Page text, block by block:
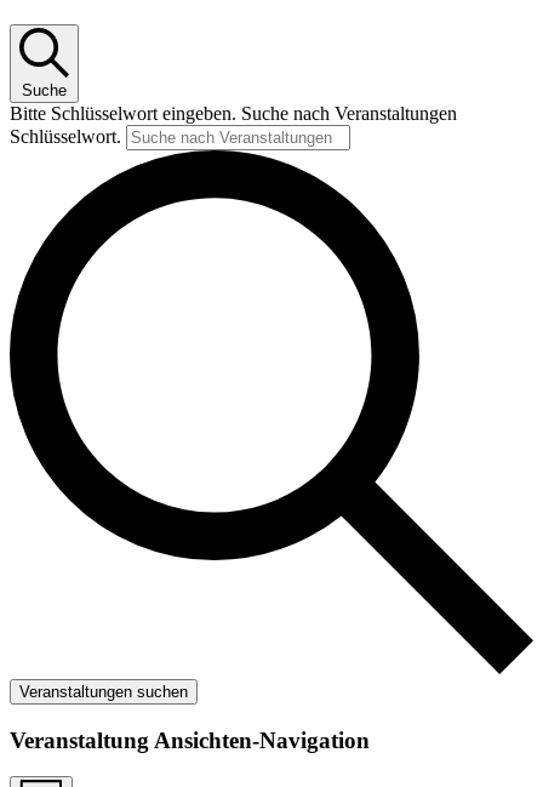
Suche
Bitte Schlüsselwort eingeben. Suche nach Veranstaltungen
Schlüsselwort.
Veranstaltungen suchen
Veranstaltung Ansichten-Navigation